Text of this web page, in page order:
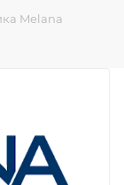
Melana